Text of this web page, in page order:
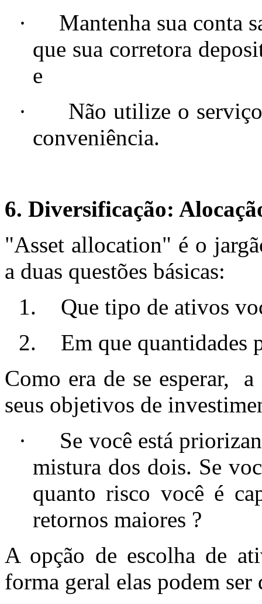
·
Mantenha sua conta
que sua corretora
e
·
Não utilize o
conveniência.
6. Diversificação:
"Asset allocation" é o
a duas questões básicas:
1.
Que tipo de ativos
2.
Em que quantidades
Como era de se esperar,
a
seus objetivos de
·
Se você está
mistura dos dois. Se
quanto risco você é
retornos maiores ?
A opção de escolha de
forma geral elas podem